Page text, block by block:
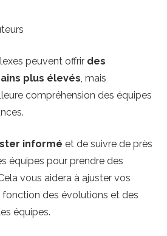
peuvent offrir des
plus élevés, mais
compréhension des équipes
informé et de suivre de près
équipes pour prendre des
vous aidera à ajuster vos
fonction des évolutions et des
équipes.